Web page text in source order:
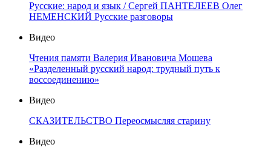
Русские: народ и язык / Сергей ПАНТЕЛЕЕВ Олег
НЕМЕНСКИЙ Русские разговоры
Видео
Чтения памяти Валерия Ивановича Мошева
«Разделенный русский народ: трудный путь к
воссоединению»
Видео
СКАЗИТЕЛЬСТВО Переосмысляя старину
Видео